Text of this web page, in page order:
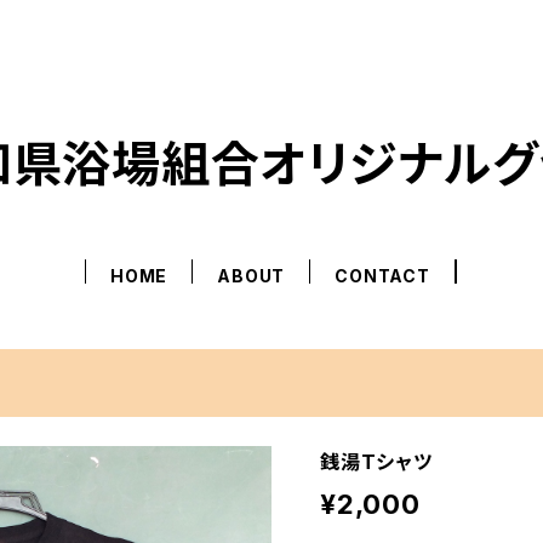
浴場組合オリジナル
HOME ABOUT CONTACT
銭湯Tシャツ
¥2,000